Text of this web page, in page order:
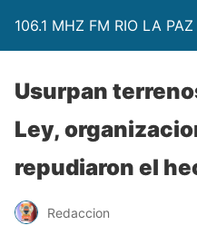
106.1 MHZ FM RIO LA PAZ
Usurpan
Ley,
repudiaron el
Redaccion